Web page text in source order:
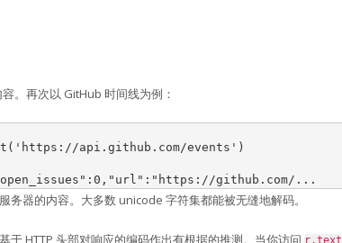
。再次以 GitHub 时间线为例：
( 'https://api.github.com/events' )
github.com/...
务器的内容。大多数 unicode 字符集都能被无缝地解码。
于 HTTP 头部对响应的编码作出有根据的推测。当你访问 r.text